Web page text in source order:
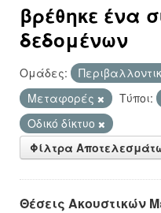
βρέθηκε ένα
δεδομένων
Ομάδες:
Μεταφορές
Τύποι:
Οδικό δίκτυο
Φίλτρα
Θέσεις Ακουστικών